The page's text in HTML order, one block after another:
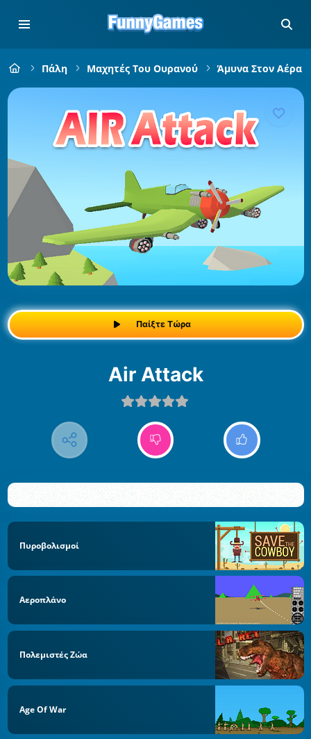
Πάλη Μαχητές Του Ουρανού Άμυνα Στον Αέρα
Παίξτε Τώρα
Air Attack
Πυροβολισμοί
Αεροπλάνο
Πολεμιστές Ζώα
Age Of War